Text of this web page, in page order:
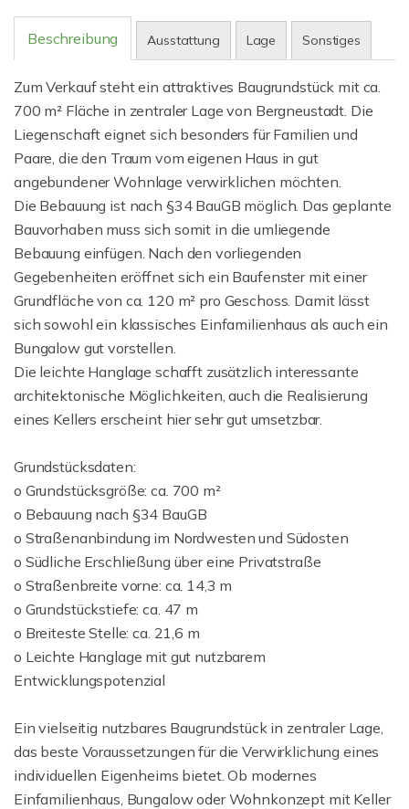
Beschreibung Ausstattung Lage Sonstiges
Zum Verkauf steht ein attraktives Baugrundstück mit ca.
700 m² Fläche in zentraler Lage von Bergneustadt. Die
Liegenschaft eignet sich besonders für Familien und
Paare, die den Traum vom eigenen Haus in gut
angebundener Wohnlage verwirklichen möchten.
Die Bebauung ist nach §34 BauGB möglich. Das geplante
Bauvorhaben muss sich somit in die umliegende
Bebauung einfügen. Nach den vorliegenden
Gegebenheiten eröffnet sich ein Baufenster mit einer
Grundfläche von ca. 120 m² pro Geschoss. Damit lässt
sich sowohl ein klassisches Einfamilienhaus als auch ein
Bungalow gut vorstellen.
Die leichte Hanglage schafft zusätzlich interessante
architektonische Möglichkeiten, auch die Realisierung
eines Kellers erscheint hier sehr gut umsetzbar.
Grundstücksdaten:
o Grundstücksgröße: ca. 700 m²
o Bebauung nach §34 BauGB
o Straßenanbindung im Nordwesten und Südosten
o Südliche Erschließung über eine Privatstraße
o Straßenbreite vorne: ca. 14,3 m
o Grundstückstiefe: ca. 47 m
o Breiteste Stelle: ca. 21,6 m
o Leichte Hanglage mit gut nutzbarem
Entwicklungspotenzial
Ein vielseitig nutzbares Baugrundstück in zentraler Lage,
das beste Voraussetzungen für die Verwirklichung eines
individuellen Eigenheims bietet. Ob modernes
Einfamilienhaus, Bungalow oder Wohnkonzept mit Keller